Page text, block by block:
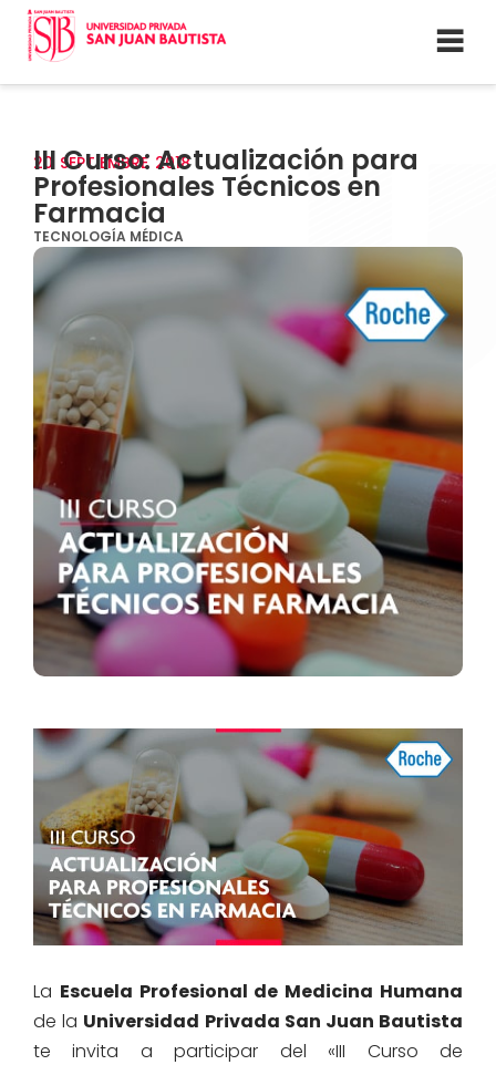
20 SEPTIEMBRE 2018
III Curso: Actualización para
Profesionales Técnicos en
Farmacia
TECNOLOGÍA MÉDICA
La Escuela Profesional de Medicina Humana
de la Universidad Privada San Juan Bautista
te invita a participar del «III Curso de